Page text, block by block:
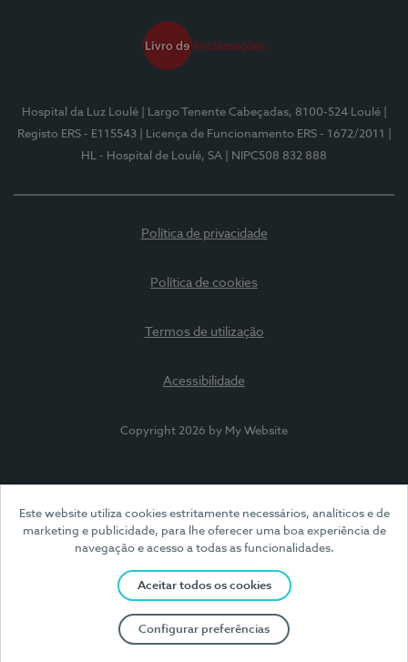
Este website utiliza cookies estritamente necessários, analíticos e de
marketing e publicidade, para lhe oferecer uma boa experiência de
navegação e acesso a todas as funcionalidades.
Aceitar todos os cookies
Configurar preferências
Hospital da Luz Loulé | Largo Tenente Cabeçadas, 8100-524 Loulé
Registo ERS - E115543
| Licença de Funcionamento ERS - 1672/2011
HL - Hospital de Loulé, SA
| NIPC508 832 888
Política de privacidade
Política de cookies
Termos de utilização
Acessibilidade
Copyright 2026 by My Website